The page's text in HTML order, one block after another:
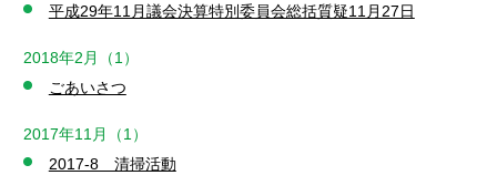
平成29年11月議会決算特別委員会総括質疑11月27日
2018年2月（1）
ごあいさつ
2017年11月（1）
2017-8 清掃活動